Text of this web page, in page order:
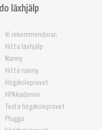
läxhjälp
Vi rekommenderar:
Hitta läxhjälp
Nanny
Hitta nanny
Högskoleprovet
HPAkademin
Testa högskoleprovet
Plugga